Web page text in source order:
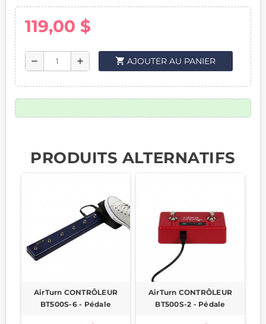
119,00 $
remove add shopping_cart AJOUTER AU PANIER
PRODUITS ALTERNATIFS
AirTurn CONTRÔLEUR
BT500S-6 - Pédale
AirTurn CONTRÔLEUR
BT500S-2 - Pédale